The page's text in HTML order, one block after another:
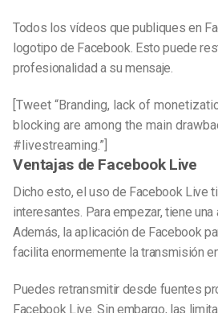
Todos los vídeos que publiques en
logotipo de Facebook. Esto puede
profesionalidad a su mensaje.
[Tweet “Branding, lack of
blocking are among the main
#livestreaming.”]
Ventajas de Facebook Live
Dicho esto, el uso de Facebook Live
interesantes. Para empezar, tiene una
Además, la aplicación de Facebook
facilita enormemente la transmisión
Puedes retransmitir desde fuentes
Facebook Live. Sin embargo, las